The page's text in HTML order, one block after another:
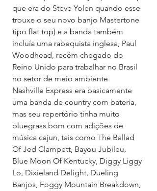
que era do Steve Yolen quando esse
trouxe o seu novo banjo Mastertone
tipo flat top) e a banda também
incluía uma rabequista inglesa, Paul
Woodhead, recém chegado do
Reino Unido para trabalhar no Brasil
no setor de meio ambiente.
Nashville Express era basicamente
uma banda de country com bateria,
mas seu repertório tinha muito
bluegrass bom com adições de
música cajun, tais como The Ballad
Of Jed Clampett, Bayou Jubileu,
Blue Moon Of Kentucky, Diggy Liggy
Lo, Dixieland Delight, Dueling
Banjos, Foggy Mountain Breakdown,